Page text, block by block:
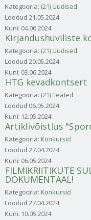
Kategooria: (21) Uudised
Loodud 21.05.2024
Kuni: 04.06.2024
Kirjandushuviliste
Kategooria: (21) Uudised
Loodud 20.05.2024
Kuni: 03.06.2024
HTG kevadkontsert
Kategooria: (21) Teated
Loodud 06.05.2024
Kuni: 12.05.2024
Artiklivõistlus
Kategooria: Konkursid
Loodud 27.04.2024
Kuni: 06.05.2024
FILMIKRIITIKUTE
DOKUMENTAAL!
Kategooria: Konkursid
Loodud 27.04.2024
Kuni: 10.05.2024